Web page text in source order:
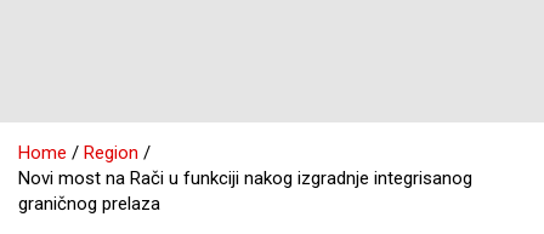
Home
Region
Novi most na Rači u funkciji nakog izgradnje integrisanog
graničnog prelaza